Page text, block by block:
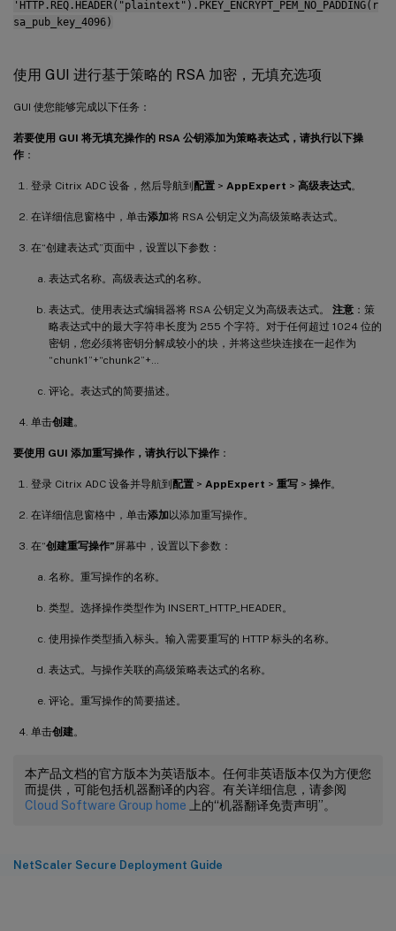
'HTTP.REQ.HEADER("plaintext").PKEY_ENCRYPT_PEM_NO_PADDING(r
sa_pub_key_4096)
使用 GUI 进行基于策略的 RSA 加密，无填充选项
GUI 使您能够完成以下任务：
若要使用 GUI 将无填充操作的 RSA 公钥添加为策略表达式，请执行以下操
作 ：
登录 Citrix ADC 设备，然后导航到配置 > AppExpert > 高级表达式。
在详细信息窗格中，单击添加将 RSA 公钥定义为高级策略表达式。
在“创建表达式”页面中，设置以下参数：
表达式名称。高级表达式的名称。
表达式。使用表达式编辑器将 RSA 公钥定义为高级表达式。 注意 ：策
略表达式中的最大字符串长度为 255 个字符。对于任何超过 1024 位的
密钥，您必须将密钥分解成较小的块，并将这些块连接在一起作为
“chunk1”+“chunk2”+…
评论。表达式的简要描述。
单击创建。
要使用 GUI 添加重写操作，请执行以下操作 ：
登录 Citrix ADC 设备并导航到配置 > AppExpert > 重写 > 操作。
在详细信息窗格中，单击添加以添加重写操作。
在“创建重写操作” 屏幕中，设置以下参数：
名称。重写操作的名称。
类型。选择操作类型作为 INSERT_HTTP_HEADER。
使用操作类型插入标头。输入需要重写的 HTTP 标头的名称。
表达式。与操作关联的高级策略表达式的名称。
评论。重写操作的简要描述。
单击创建。
本产品文档的官方版本为英语版本。任何非英语版本仅为方便您
而提供，可能包括机器翻译的内容。有关详细信息，请参阅
Cloud Software Group home 上的“机器翻译免责声明”。
NetScaler Secure Deployment Guide